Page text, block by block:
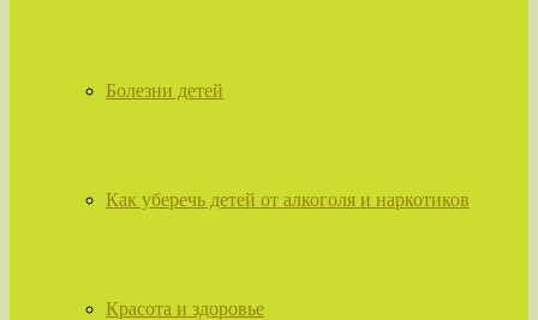
Болезни детей
Как уберечь детей от алкоголя и наркотиков
Красота и здоровье